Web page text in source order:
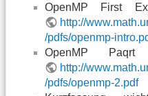
OpenMP First
http://
/pdfs/openmp-
OpenMP
http://
/pdfs/openmp-2.pdf